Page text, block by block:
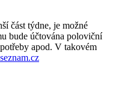
část týdne, je možné
bude účtována poloviční
apod. V takovém